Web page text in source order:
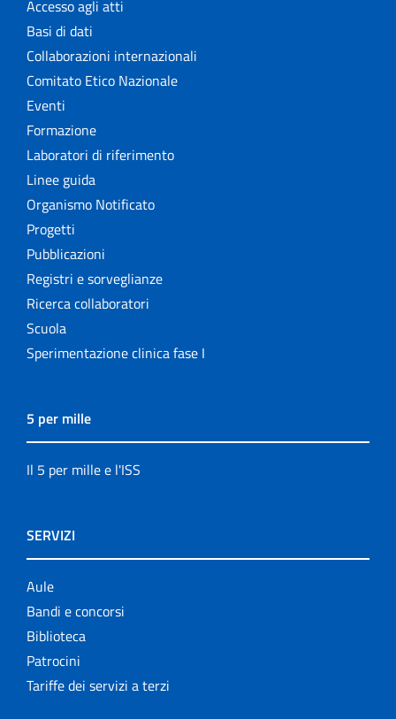
Accesso agli atti
Basi di dati
Collaborazioni internazionali
Comitato Etico Nazionale
Eventi
Formazione
Laboratori di riferimento
Linee guida
Organismo Notificato
Progetti
Pubblicazioni
Registri e sorveglianze
Ricerca collaboratori
Scuola
Sperimentazione clinica fase I
5 per mille
Il 5 per mille e l'ISS
SERVIZI
Aule
Bandi e concorsi
Biblioteca
Patrocini
Tariffe dei servizi a terzi